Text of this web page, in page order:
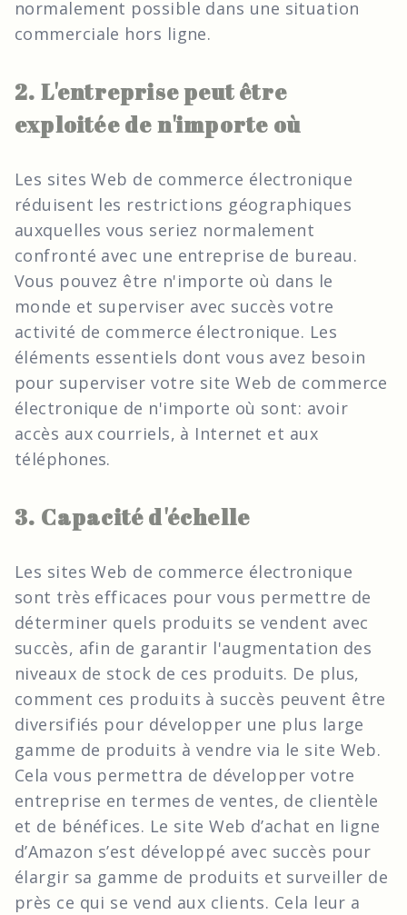
normalement possible dans une situation
commerciale hors ligne.
2. L'entreprise peut être
exploitée de n'importe où
Les sites Web de commerce électronique
réduisent les restrictions géographiques
auxquelles vous seriez normalement
confronté avec une entreprise de bureau.
Vous pouvez être n'importe où dans le
monde et superviser avec succès votre
activité de commerce électronique. Les
éléments essentiels dont vous avez besoin
pour superviser votre site Web de commerce
électronique de n'importe où sont: avoir
accès aux courriels, à Internet et aux
téléphones.
3. Capacité d'échelle
Les sites Web de commerce électronique
sont très efficaces pour vous permettre de
déterminer quels produits se vendent avec
succès, afin de garantir l'augmentation des
niveaux de stock de ces produits. De plus,
comment ces produits à succès peuvent être
diversifiés pour développer une plus large
gamme de produits à vendre via le site Web.
Cela vous permettra de développer votre
entreprise en termes de ventes, de clientèle
et de bénéfices. Le site Web d’achat en ligne
d’Amazon s’est développé avec succès pour
élargir sa gamme de produits et surveiller de
près ce qui se vend aux clients. Cela leur a